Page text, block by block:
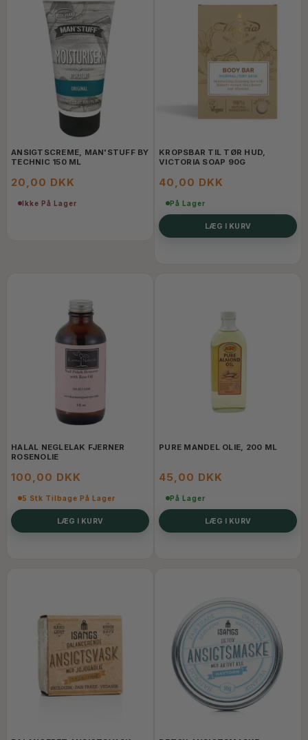
ANSIGTSCREME, MAN'STUFF BY
TECHNIC 150 ML
20,00 DKK
Ikke På Lager
KROPSBAR TIL TØR HUD,
VICTORIA SOAP 90G
40,00 DKK
På Lager
LÆG I KURV
HALAL NEGLELAK FJERNER
ROSENOLIE
100,00 DKK
5 Stk Tilbage På Lager
LÆG I KURV
PURE MANDEL OLIE, 200 ML
45,00 DKK
På Lager
LÆG I KURV